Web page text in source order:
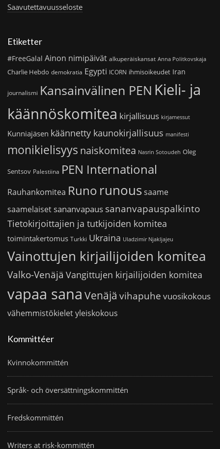
Saavutettavuusseloste
Etiketter
#FreeGalal Ainon nimipäivät alkuperäiskansat Anna Politkovskaja
Charlie Hebdo demokratia Egypti ICORN ihmisoikeudet Iran
journalismi Kansainvälinen PEN Kieli- ja
käännöskomitea kirjallisuus kirjamessut
Kunniajäsen käännetty kaunokirjallisuus manifesti
monikielisyys naiskomitea Nasrin Sotoudeh Oleg
Sentsov Palestiina PEN International
Rauhankomitea Runo runoussaame
saamelaiset sananvapaus sananvapauspalkinto
Tietokirjoittajien ja tutkijoiden komitea
toimintakertomus Turkki Ukraina Uladzimir Njakljajeu
Vainottujen kirjailijoiden komitea
Valko-Venäjä Vangittujen kirjailijoiden komitea
vapaa sana Venäjä vihapuhe vuosikokous
vähemmistökieletyleiskokous
Kommittéer
Kvinnokommittén
Språk- och översättningskommittén
Fredskommittén
Writers at risk-kommittén